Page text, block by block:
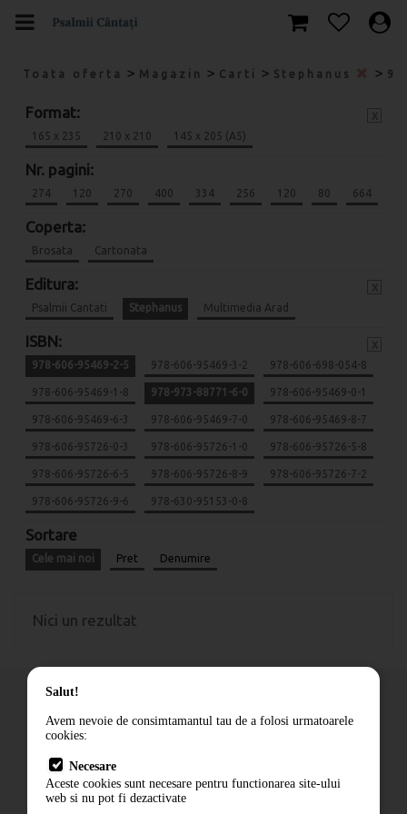
Toata oferta > Magazin > Carti > Stephanus >
Format:
165 x 235 210 x 210 145 x 205 (A5)
Nr. pagini:
274 120 270 400 334 256 120 80 664
Coperta:
Brosata Cartonata
Editura:
Psalmii Cantati Stephanus Multimedia Arad
ISBN:
978-606-95469-2-5 978-606-95469-3-2 978-606-698-054-8
978-606-95469-1-8 978-973-88771-6-0 978-606-95469-0-1
978-606-95469-6-3 978-606-95469-7-0 978-606-95469-8-7
978-606-95726-0-3 978-606-95726-1-0 978-606-95726-5-8
978-606-95726-6-5 978-606-95726-8-9 978-606-95726-7-2
978-606-95726-9-6 978-630-95153-0-8
Sortare
Cele mai noi Pret Denumire
Nici un rezultat
Cum comand
Livrare
Contact
Salut!
Avem nevoie de consimtamantul tau de a folosi urmatoarele
cookies:
Necesare
Aceste cookies sunt necesare pentru functionarea site-ului
web si nu pot fi dezactivate